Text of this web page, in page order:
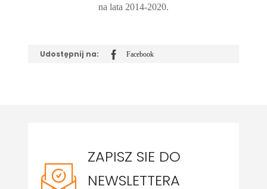
na lata 2014-2020.
Udostępnij na:
Udostępnij
Facebook
ZAPISZ SIE DO
NEWSLETTERA